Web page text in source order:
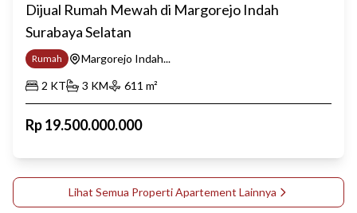
Dijual Rumah Mewah di Margorejo Indah
Surabaya Selatan
Rumah
Margorejo Indah...
2 KT 3 KM 611 m²
Rp19.500.000.000
Lihat Semua PropertiApartement Lainnya